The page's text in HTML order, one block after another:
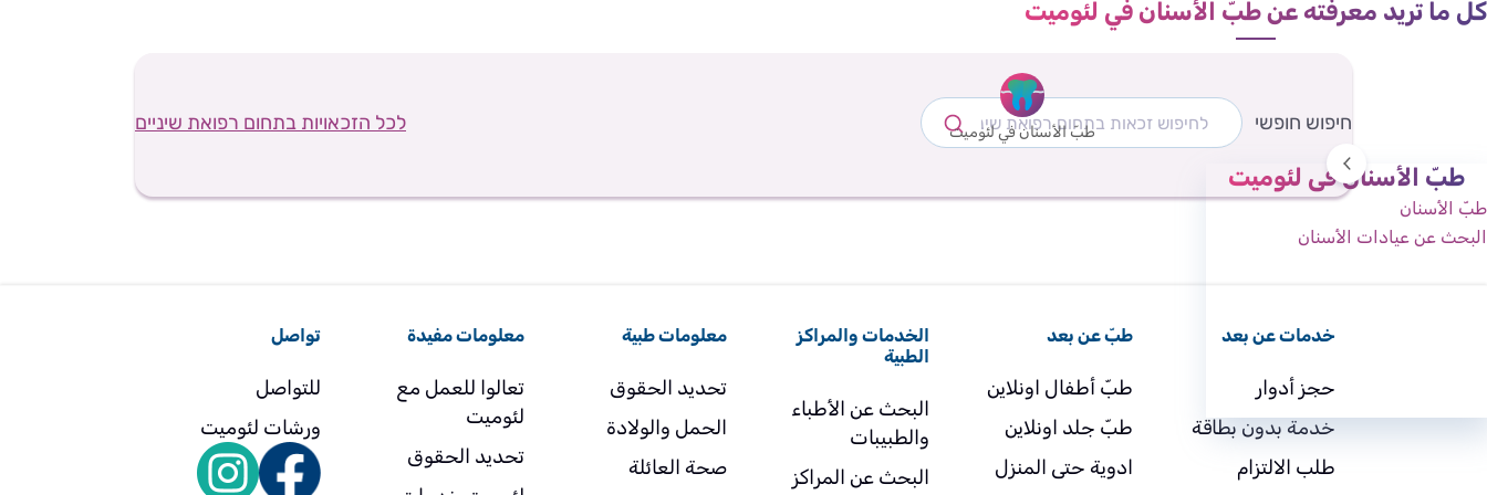
كل ما تريد معرفته عن طبّ الأسنان في لئوميت
طبّ الأسنان في لئوميت
طبّ الأسنان في لئوميت
طبّ الأسنان
البحث عن عيادات الأسنان
חיפוש חופשי לכל הזכאויות בתחום רפואת שיניים
خدمات عن بعد
حجز أدوار
خدمة بدون بطاقة
طلب الالتزام
طبّ عن بعد
طبّ أطفال اونلاين
طبّ جلد اونلاين
ادوية حتى المنزل
الخدمات والمراكز
الطبية
البحث عن الأطباء
والطبيبات
البحث عن المراكز
معلومات طبية
تحديد الحقوق
الحمل والولادة
صحة العائلة
معلومات مفيدة
تعالوا للعمل مع
لئوميت
تحديد الحقوق
تواصل
للتواصل
ورشات لئوميت